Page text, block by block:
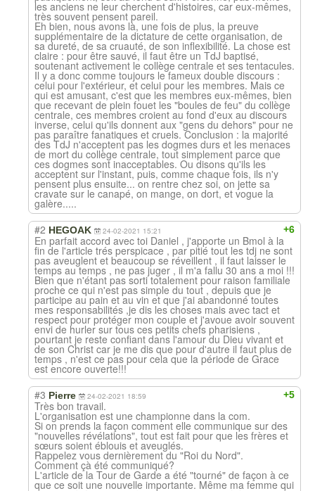
les anciens ne leur cherchent d'histoires, car eux-mêmes,
très souvent pensent pareil.
Eh bien, nous avons là, une fois de plus, la preuve
supplémentaire de la dictature de cette organisation, de
sa dureté, de sa cruauté, de son inflexibilité. La chose est
claire : pour être sauvé, il faut être un TdJ baptisé,
soutenant activement le collège centrale et ses tentacules.
Il y a donc comme toujours le fameux double discours :
celui pour l'extérieur, et celui pour les membres. Mais ce
qui est amusant, c'est que les membres eux-mêmes, bien
que recevant de plein fouet les "boules de feu" du collège
centrale, ces membres croient au fond d'eux au discours
inverse, celui qu'ils donnent aux "gens du dehors" pour ne
pas paraître fanatiques et cruels. Conclusion : la majorité
des TdJ n'acceptent pas les dogmes durs et les menaces
de mort du collège centrale, tout simplement parce que
ces dogmes sont inacceptables. Ou disons qu'ils les
acceptent sur l'instant, puis, comme chaque fois, ils n'y
pensent plus ensuite... on rentre chez soi, on jette sa
cravate sur le canapé, on mange, on dort, et vogue la
galère.....
+6
#2 HEGOAK 24-02-2021 15:21
En parfait accord avec toi Daniel , j'apporte un Bmol à la
fin de l'article trés perspicace , par pitié tout les tdj ne sont
pas aveuglent et beaucoup se réveillent , il faut laisser le
temps au temps , ne pas juger , il m'a fallu 30 ans a moi !!!
Bien que n'étant pas sorti totalement pour raison familiale
proche ce qui n'est pas simple du tout , depuis que je
participe au pain et au vin et que j'ai abandonné toutes
mes responsabilités ,je dis les choses mais avec tact et
respect pour protéger mon couple et j'avoue avoir souvent
envi de hurler sur tous ces petits chefs pharisiens ,
pourtant je reste confiant dans l'amour du Dieu vivant et
de son Christ car je me dis que pour d'autre il faut plus de
temps , n'est ce pas pour cela que la période de Grace
est encore ouverte!!!
+5
#3 Pierre 24-02-2021 18:59
Très bon travail.
L'organisation est une championne dans la com.
Si on prends la façon comment elle communique sur des
"nouvelles révélations", tout est fait pour que les frères et
sœurs soient éblouis et aveuglés.
Rappelez vous dernièrement du "Roi du Nord".
Comment çà été communiqué?
L'article de la Tour de Garde a été "tourné" de façon à ce
que ce soit une nouvelle importante. Même ma femme qui